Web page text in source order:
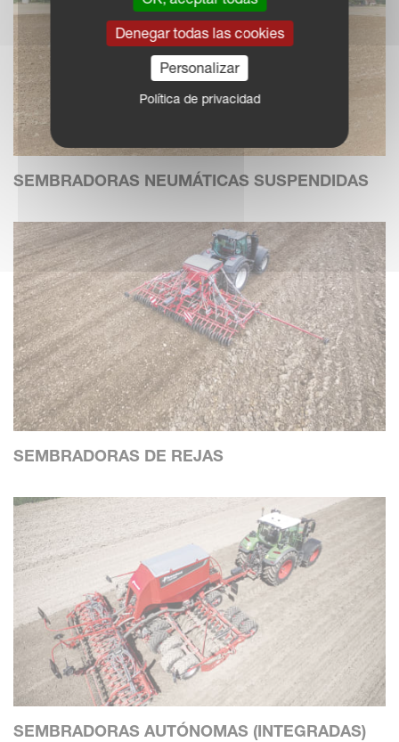
SEMBRADORAS NEUMÁTICAS SUSPENDIDAS
SEMBRADORAS DE REJAS
SEMBRADORAS AUTÓNOMAS (INTEGRADAS)
Denegar todas las cookies
Personalizar
Política de privacidad